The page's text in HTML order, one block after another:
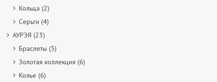
Кольца (2)
Серьги (4)
АУРЭЯ (23)
Браслеты (5)
Золотая коллекция (6)
Колье (6)